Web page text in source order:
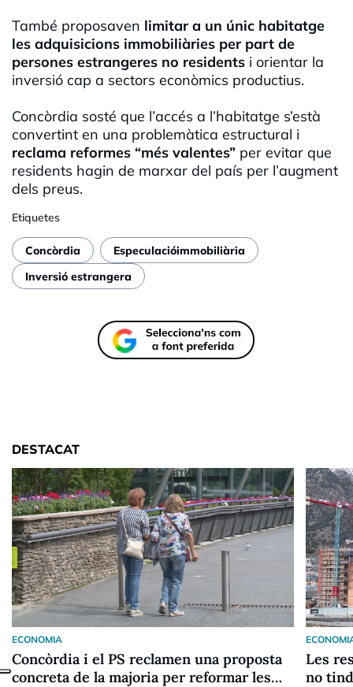
També proposaven limitar a un únic habitatge
les adquisicions immobiliàries per part de
persones estrangeres no residents i orientar la
inversió cap a sectors econòmics productius.
Concòrdia sosté que l’accés a l’habitatge s’està
convertint en una problemàtica estructural i
reclama reformes “més valentes” per evitar que
residents hagin de marxar del país per l’augment
dels preus.
Etiquetes
Concòrdia
Especulacióimmobiliària
Inversió estrangera
DESTACAT
ECONOMIA
Concòrdia i el PS reclamen una proposta
concreta de la majoria per reformar les
Les
no